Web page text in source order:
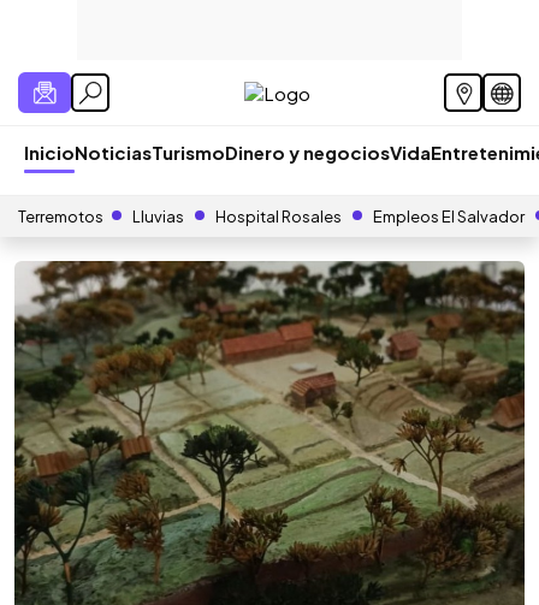
InicioNoticiasTurismoDinero y negociosVida
Terremotos Lluvias Hospital Rosales Empleos El Salvador